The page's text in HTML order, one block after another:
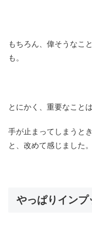
もちろん、偉そうなこ
も。
とにかく、重要なこと
手が止まってしまうと
と、改めて感じました。
やっぱりインプ